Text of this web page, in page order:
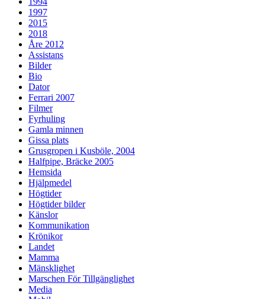
1997
2015
2018
Åre 2012
Assistans
Bilder
Bio
Dator
Ferrari 2007
Filmer
Fyrhuling
Gamla minnen
Gissa plats
Grusgropen i Kusböle, 2004
Halfpipe, Bräcke 2005
Hemsida
Hjälpmedel
Högtider
Högtider bilder
Känslor
Kommunikation
Krönikor
Landet
Mamma
Mänsklighet
Marschen För Tillgänglighet
Media